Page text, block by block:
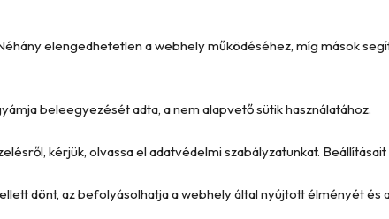
elengedhetetlen a webhely működéséhez, míg mások
beleegyezését adta, a nem alapvető sütik használatához.
kérjük, olvassa el adatvédelmi szabályzatunkat.
dönt, az befolyásolhatja a webhely által nyújtott élményét és